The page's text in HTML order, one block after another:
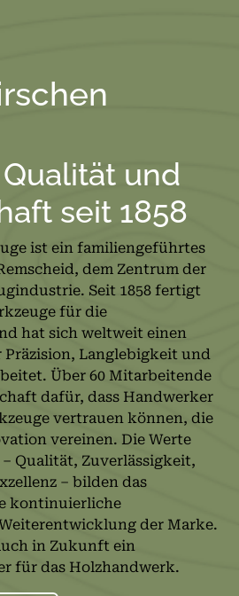
und
seit 1858
ist ein familiengeführtes
dem Zentrum der
Seit 1858 fertigt
für die
hat sich weltweit einen
Langlebigkeit und
Über 60 Mitarbeitende
dafür, dass Handwerker
vertrauen können, die
vereinen. Die Werte
Qualität, Zuverlässigkeit,
– bilden das
kontinuierliche
der Marke.
in Zukunft ein
für das Holzhandwerk.